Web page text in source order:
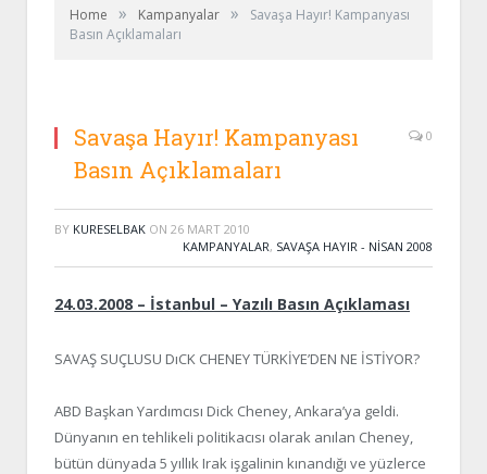
Home » Kampanyalar »
Savaşa Hayır! Kampanyası
Basın Açıklamaları
Savaşa Hayır! Kampanyası
Basın Açıklamaları
0
BY KURESELBAK ON 26 MART 2010
KAMPANYALAR, SAVAŞA HAYIR - NISAN 2008
24.03.2008 – İstanbul – Yazılı Basın Açıklaması
SAVAŞ SUÇLUSU DıCK CHENEY TÜRKİYE’DEN NE İSTİYOR?
ABD Başkan Yardımcısı Dick Cheney, Ankara’ya geldi.
Dünyanın en tehlikeli politikacısı olarak anılan Cheney,
bütün dünyada 5 yıllık Irak işgalinin kınandığı ve yüzlerce